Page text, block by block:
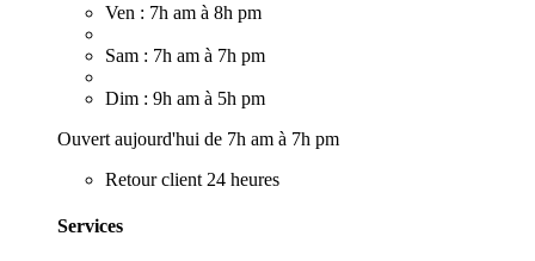
Ven : 7h am à 8h pm
Sam : 7h am à 7h pm
Dim : 9h am à 5h pm
Ouvert aujourd'hui de 7h am à 7h pm
Retour client 24 heures
Services